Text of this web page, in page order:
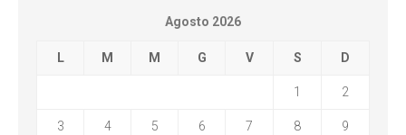
Agosto 2026
L M M G V S D
1 2
3 4 5 6 7 8 9